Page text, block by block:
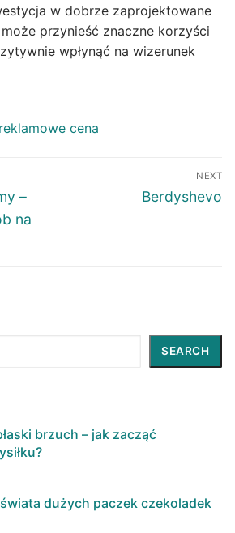
w dobrze zaprojektowane
przynieść znaczne korzyści
wpłynąć na wizerunek
cena
–
na
NEXT
Next
Berdyshevo
SEARCH
brzuch – jak zacząć
dużych paczek czekoladek